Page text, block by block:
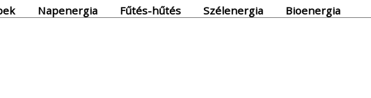
Napenergia Fűtés-hűtés Szélenergia Bioenergia